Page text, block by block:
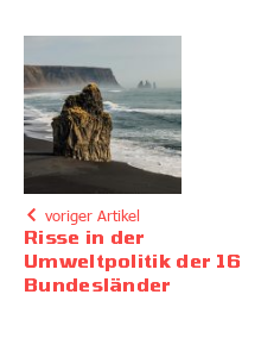
voriger Artikel
Risse in der
Umweltpolitik der 16
Bundesländer